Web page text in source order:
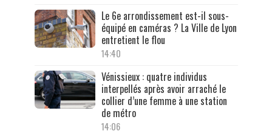
Le 6e arrondissement est-il sous-
équipé en caméras ? La Ville de Lyon
entretient le flou
14:40
Vénissieux : quatre individus
interpellés après avoir arraché le
collier d’une femme à une station
de métro
14:06